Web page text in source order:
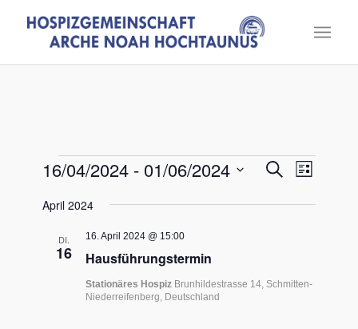
Veranstaltungen SucheListe
16/04/2024 - 01/06/2024
wählen.
April 2024
DI.
16 Hausführungstermin
16. April 2024 @ 15:00
Stationäres Hospiz Brunhildestrasse 14, Schmitten-
Niederreifenberg, Deutschland